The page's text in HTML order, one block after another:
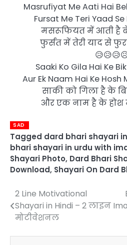
Masrufiyat Me Aati Hai
Fursat Me Teri Yaad
मसरूफियत में आती है
फुर्सत में तेरी याद से
Saaki Ko Gila Hai Ke
Aur Ek Naam Hai Ke Hosh
साकी को गिला है के
और एक नाम है के होश
SAD
Tagged dard bhari shayari
bhari shayari in urdu with
Shayari Photo, Dard Bhari
Download, Shayari On Dard
Post
navigation
2 Line Motivational
Shayari in Hindi – 2 लाइन
मोटीवेशनल